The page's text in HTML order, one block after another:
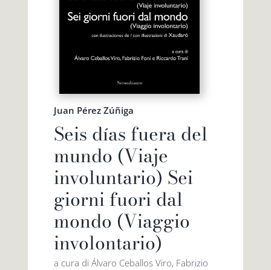
Juan Pérez Zúñiga
Seis días fuera del
mundo (Viaje
involuntario) Sei
giorni fuori dal
mondo (Viaggio
involontario)
a cura di Álvaro Ceballos Viro, Fabrizio